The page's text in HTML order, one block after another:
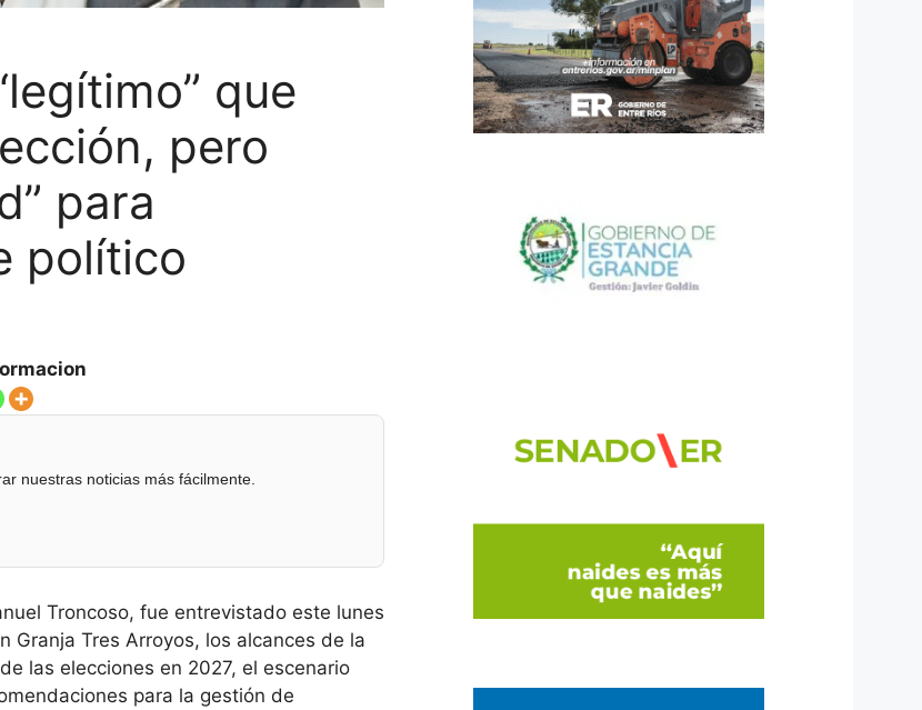
que
pero
para
político
nuestras noticias más fácilmente.
Troncoso, fue entrevistado este lunes
Granja Tres Arroyos, los alcances de la
las elecciones en 2027, el escenario
para la gestión de